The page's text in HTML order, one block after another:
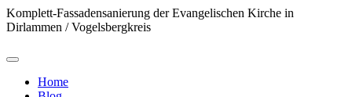
Komplett-Fassadensanierung der Evangelischen Kirche in
Dirlammen / Vogelsbergkreis
Home